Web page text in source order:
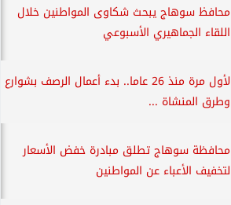
محافظ سوهاج يبحث شكاوى المواطنين خلال
اللقاء الجماهيري الأسبوعي
لأول مرة منذ 26 عاما.. بدء أعمال الرصف بشوارع
وطرق المنشاة ...
محافظة سوهاج تطلق مبادرة خفض الأسعار
لتخفيف الأعباء عن المواطنين